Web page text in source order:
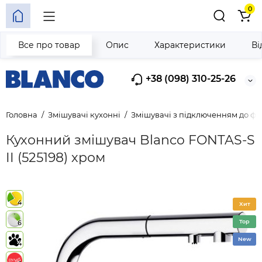
+38 (098) 310-25-26
0
Головна Змішувачі кухонні Змішувачі з підключенням до
Кухонний змішувач Blanco FONTAS-S
II (525198) хром
Все про товар Опис Характеристики
4
6
4
Хит
Top
New